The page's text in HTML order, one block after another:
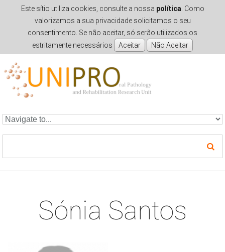
Este sítio utiliza cookies, consulte a nossa política . Como
valorizamos a sua privacidade solicitamos o seu
consentimento. Se não aceitar, só serão utilizados os
estritamente necessários
Skip to navigation
Skip to main content
Sónia Santos